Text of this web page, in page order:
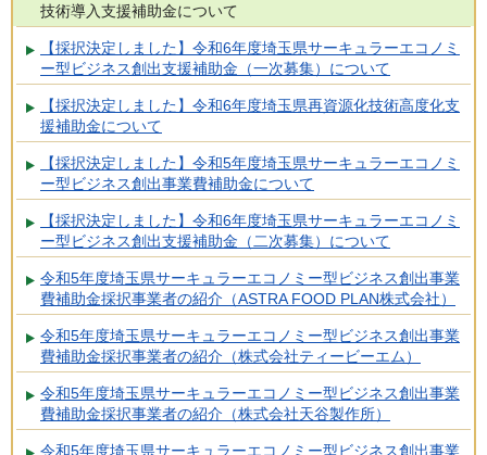
技術導入支援補助金について
【採択決定しました】令和6年度埼玉県サーキュラーエコノミ
ー型ビジネス創出支援補助金（一次募集）について
【採択決定しました】令和6年度埼玉県再資源化技術高度化支
援補助金について
【採択決定しました】令和5年度埼玉県サーキュラーエコノミ
ー型ビジネス創出事業費補助金について
【採択決定しました】令和6年度埼玉県サーキュラーエコノミ
ー型ビジネス創出支援補助金（二次募集）について
令和5年度埼玉県サーキュラーエコノミー型ビジネス創出事業
費補助金採択事業者の紹介（ASTRA FOOD PLAN株式会社）
令和5年度埼玉県サーキュラーエコノミー型ビジネス創出事業
費補助金採択事業者の紹介（株式会社ティービーエム）
令和5年度埼玉県サーキュラーエコノミー型ビジネス創出事業
費補助金採択事業者の紹介（株式会社天谷製作所）
令和5年度埼玉県サーキュラーエコノミー型ビジネス創出事業